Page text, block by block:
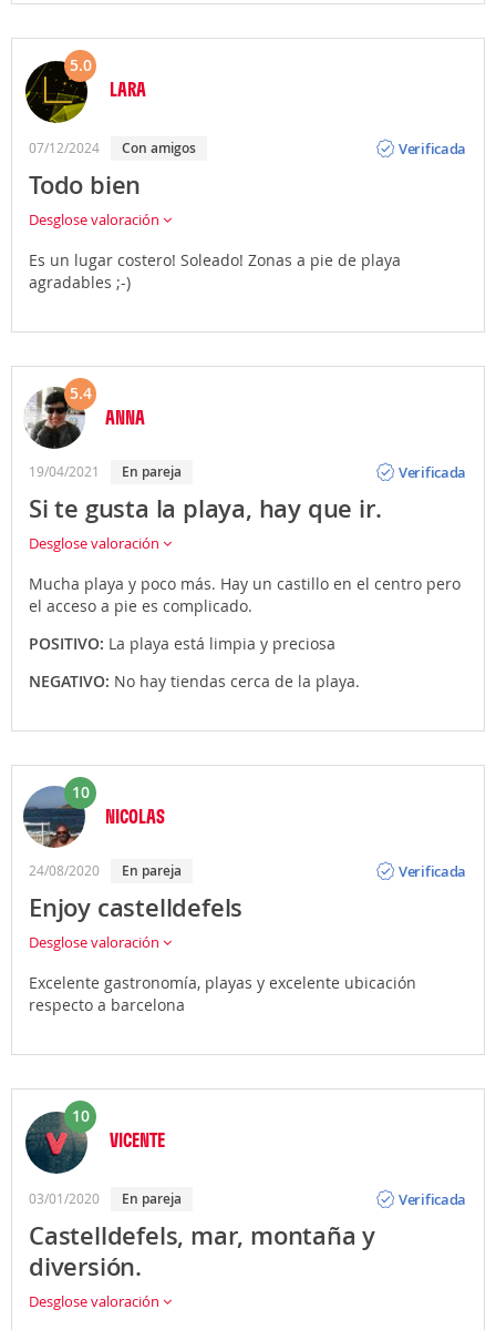
5.0
LARA
07/12/2024 Con amigos
Verificada
Todo bien
Desglose valoración
Es un lugar costero! Soleado! Zonas a pie de playa
agradables ;-)
5.4
ANNA
19/04/2021 En pareja
Verificada
Si te gusta la playa, hay que ir.
Desglose valoración
Mucha playa y poco más. Hay un castillo en el centro pero
el acceso a pie es complicado.
POSITIVO: La playa está limpia y preciosa
NEGATIVO: No hay tiendas cerca de la playa.
10
NICOLAS
24/08/2020 En pareja
Verificada
Enjoy castelldefels
Desglose valoración
Excelente gastronomía, playas y excelente ubicación
respecto a barcelona
10
VICENTE
03/01/2020 En pareja
Verificada
Castelldefels, mar, montaña y
diversión.
Desglose valoración